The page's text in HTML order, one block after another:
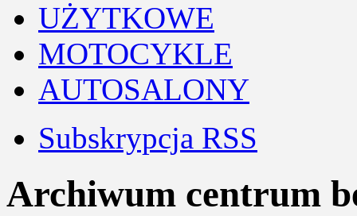
UŻYTKOWE
MOTOCYKLE
AUTOSALONY
Subskrypcja RSS
Archiwum centrum